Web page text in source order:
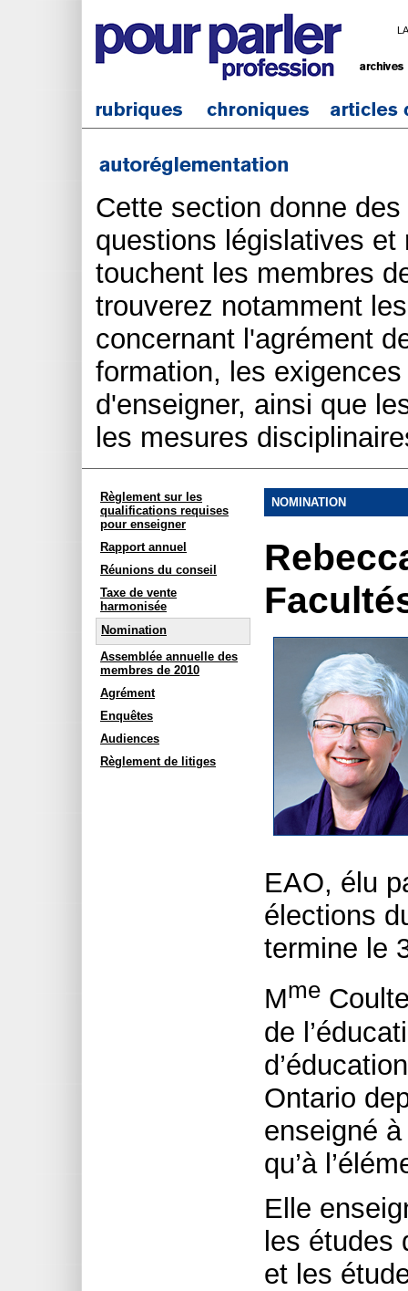
Cette section donne
questions législatives et
touchent les membres
trouverez notamment
concernant l'agrément
formation, les
d'enseigner, ainsi que
les mesures
Règlement sur les
qualifications requises
pour enseigner
Rapport annuel
Réunions du conseil
Taxe de vente
harmonisée
Nomination
Assemblée annuelle des
membres de 2010
Agrément
Enquêtes
Audiences
Règlement de litiges
NOMINATION
EAO, élu
élections
termine le
Mme
de
Ontario
enseigné
qu’à
Elle
les études
et les